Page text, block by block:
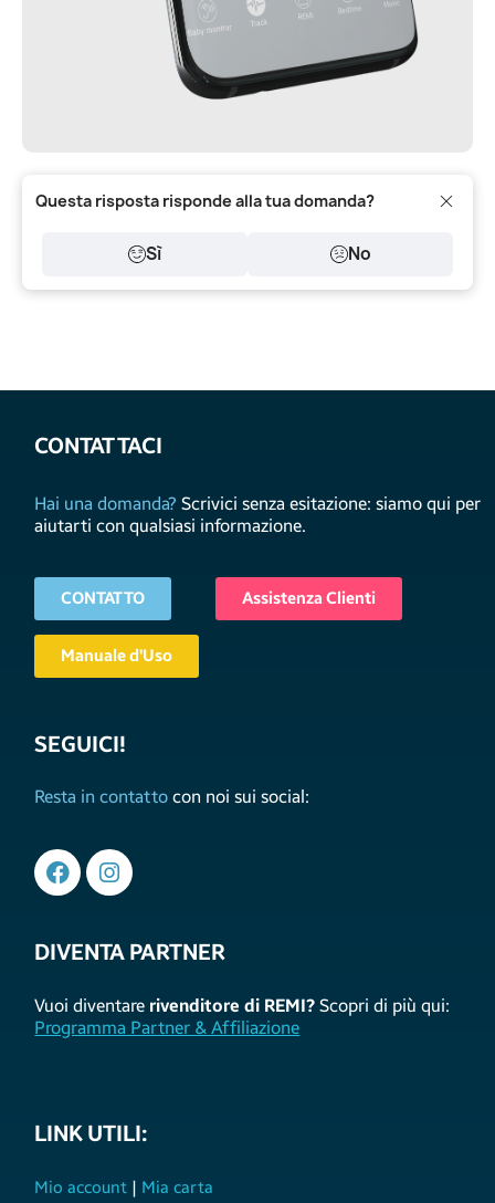
Questa risposta risponde alla tua domanda?
Sì No
CONTATTACI
Hai una domanda? Scrivici senza esitazione: siamo qui per
aiutarti con qualsiasi informazione.
CONTATTO Assistenza Clienti
Manuale d'Uso
SEGUICI!
Resta in contatto con noi sui social:
DIVENTA PARTNER
Vuoi diventare rivenditore di REMI?Scopri di più qui:
Programma Partner & Affiliazione
LINK UTILI:
Mio account | Mia carta